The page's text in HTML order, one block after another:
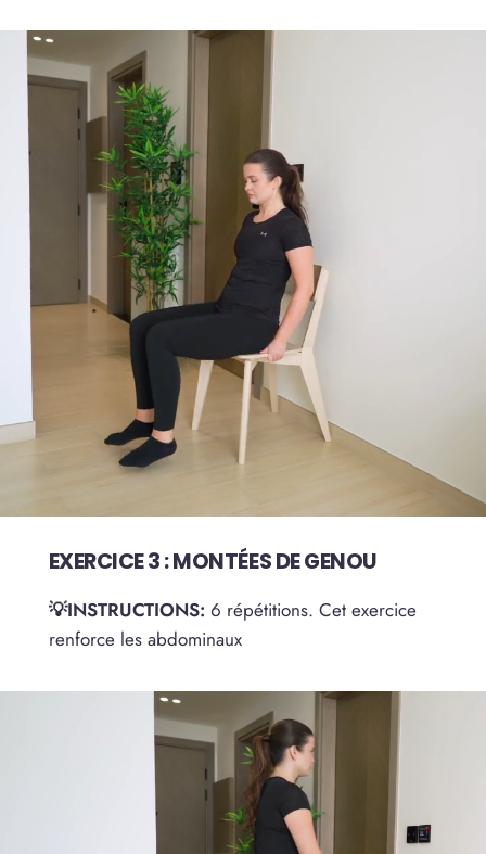
EXERCICE 3 : MONTÉES DE GENOU
💡INSTRUCTIONS: 6 répétitions. Cet exercice
renforce les abdominaux